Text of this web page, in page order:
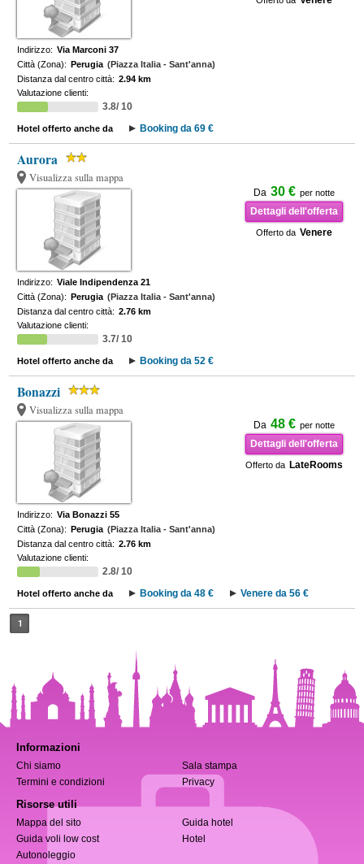
Indirizzo: Via Marconi 37
Città (Zona): Perugia (Piazza Italia - Sant'anna)
Distanza dal centro città: 2.94 km
Valutazione clienti:
3.8/ 10
Hotel offerto anche da Booking da 69 €
Aurora
Visualizza sulla mappa
Da 30 € per notte
Dettagli dell'offerta
Offerto da Venere
Indirizzo: Viale Indipendenza 21
Città (Zona): Perugia (Piazza Italia - Sant'anna)
Distanza dal centro città: 2.76 km
Valutazione clienti:
3.7/ 10
Hotel offerto anche da Booking da 52 €
Bonazzi
Visualizza sulla mappa
Da 48 € per notte
Dettagli dell'offerta
Offerto da LateRooms
Indirizzo: Via Bonazzi 55
Città (Zona): Perugia (Piazza Italia - Sant'anna)
Distanza dal centro città: 2.76 km
Valutazione clienti:
2.8/ 10
Hotel offerto anche da Booking da 48 € Venere da 56 €
1
Informazioni
Chi siamo
Sala stampa
Termini e condizioni
Privacy
Risorse utili
Mappa del sito
Guida hotel
Guida voli low cost
Hotel
Autonoleggio